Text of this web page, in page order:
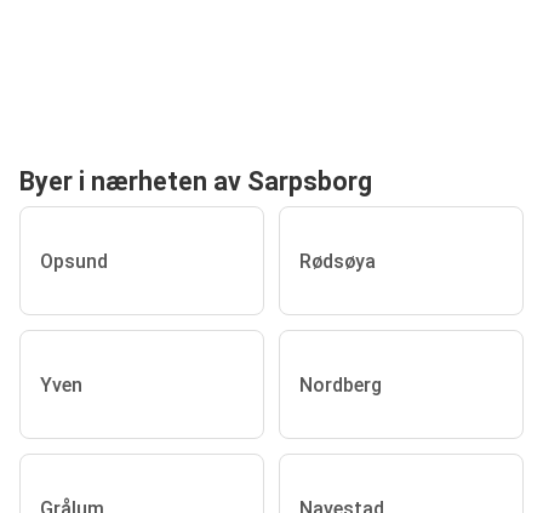
Byer i nærheten av Sarpsborg
Opsund Rødsøya
Yven Nordberg
Grålum Navestad